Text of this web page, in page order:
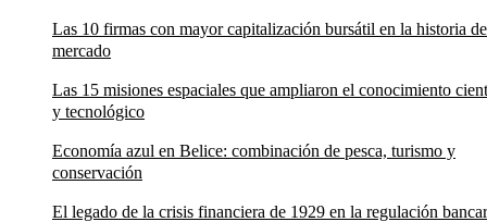
Las 10 firmas con mayor capitalización bursátil en la historia
mercado
Las 15 misiones espaciales que ampliaron el conocimiento
y tecnológico
Economía azul en Belice: combinación de pesca, turismo y
conservación
El legado de la crisis financiera de 1929 en la regulación